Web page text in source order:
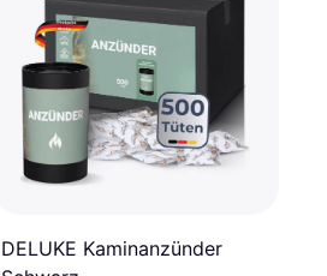
DELUKE Kaminanzünder